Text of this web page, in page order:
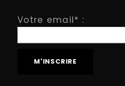
Votre email* :